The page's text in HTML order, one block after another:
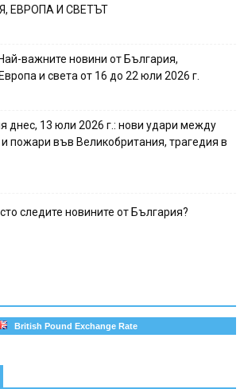
ЕВРОПА И СВЕТЪТ
важните новини от България,
и света от 16 до 22 юли 2026 г.
днес, 13 юли 2026 г.: нови удари между
пожари във Великобритания, трагедия в
следите новините от България?
British Pound Exchange Rate